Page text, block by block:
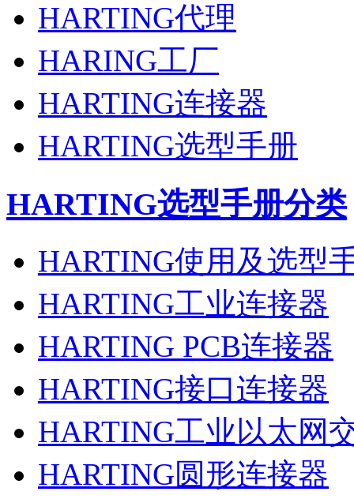
HARTING代理
HARING工厂
HARTING连接器
HARTING选型手册
HARTING选型手册分类
HARTING使用及选型
HARTING工业连接器
HARTING PCB连接器
HARTING接口连接器
HARTING工业以太网
HARTING圆形连接器